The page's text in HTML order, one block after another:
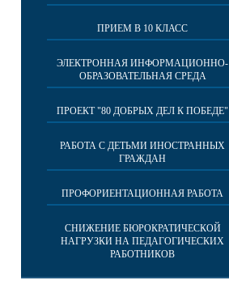
ПРИЕМ В 10 КЛАСС
ЭЛЕКТРОННАЯ ИНФОРМАЦИОННО-
ОБРАЗОВАТЕЛЬНАЯ СРЕДА
ПРОЕКТ "80 ДОБРЫХ ДЕЛ К ПОБЕДЕ"
РАБОТА С ДЕТЬМИ ИНОСТРАННЫХ
ГРАЖДАН
ПРОФОРИЕНТАЦИОННАЯ РАБОТА
СНИЖЕНИЕ БЮРОКРАТИЧЕСКОЙ
НАГРУЗКИ НА ПЕДАГОГИЧЕСКИХ
РАБОТНИКОВ